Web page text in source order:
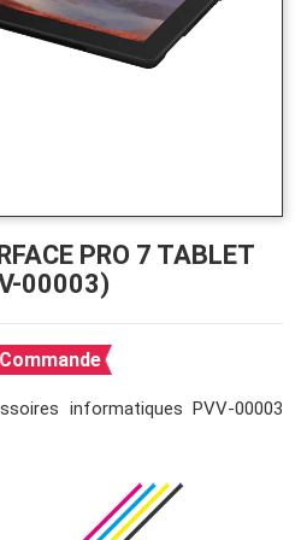
PRO 7 TABLET
00003)
informatiques PVV-00003